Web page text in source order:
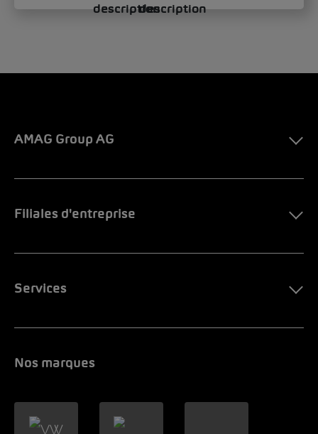
AMAG Group AG
Filiales d'entreprise
Services
Nos marques